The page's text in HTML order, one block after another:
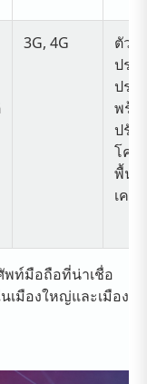
3G, 4G
ตัวเ
ประ
ประ
พร้อ
ปรับ
โคร
พื้นฐ
เครื
พท์มือถือที่น่าเชื่อ
มืองใหญ่และเมือง